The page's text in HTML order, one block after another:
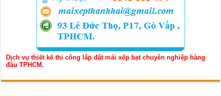
Dịch vụ thiết kế thi công lắp đặt mái xếp bạt chuyên nghiệp hàng
đầu TPHCM.